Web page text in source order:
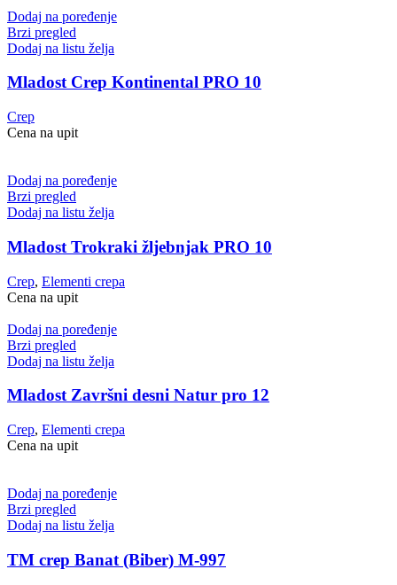
Dodaj na poređenje
Brzi pregled
Dodaj na listu želja
Mladost Crep Kontinental PRO 10
Crep
Cena na upit
Dodaj na poređenje
Brzi pregled
Dodaj na listu želja
Mladost Trokraki žljebnjak PRO 10
Crep, Elementi crepa
Cena na upit
Dodaj na poređenje
Brzi pregled
Dodaj na listu želja
Mladost Završni desni Natur pro 12
Crep, Elementi crepa
Cena na upit
Dodaj na poređenje
Brzi pregled
Dodaj na listu želja
TM crep Banat (Biber) M-997